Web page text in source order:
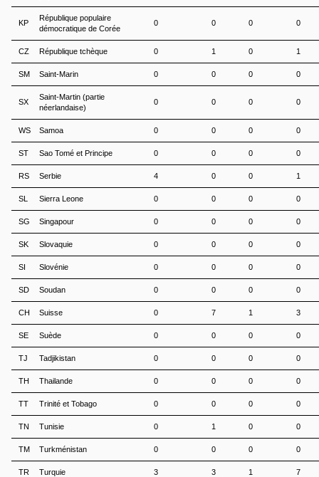
KP
République populaire
démocratique de Corée
0 0 0 0
CZ République tchèque 0 1 0 1
SM Saint-Marin 0 0 0 0
SX
Saint-Martin (partie
néerlandaise)
0 0 0 0
WS Samoa 0 0 0 0
ST Sao Tomé et Principe 0 0 0 0
RS Serbie 4 0 0 1
SL Sierra Leone 0 0 0 0
SG Singapour 0 0 0 0
SK Slovaquie 0 0 0 0
SI Slovénie 0 0 0 0
SD Soudan 0 0 0 0
CH Suisse 0 7 1 3
SE Suède 0 0 0 0
TJ Tadjikistan 0 0 0 0
TH Thailande 0 0 0 0
TT Trinité et Tobago 0 0 0 0
TN Tunisie 0 1 0 0
TM Turkménistan 0 0 0 0
TR Turquie 3 3 1 7